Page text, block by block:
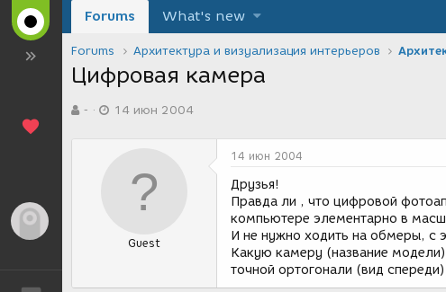
Forums What's new
Forums Архитектура и визуализация интерьеров
Цифровая камера
в-
а
14 июн 2004
Guest
14 июн 2004
Друзья!
Правда ли , что цифровой
компьютере элементарно в
И не нужно ходить на обмеры, с
Какую камеру (название
точной ортогонали (вид